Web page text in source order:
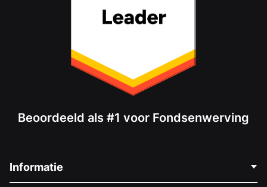
Beoordeeld als #1 voor Fondsenwerving
Informatie